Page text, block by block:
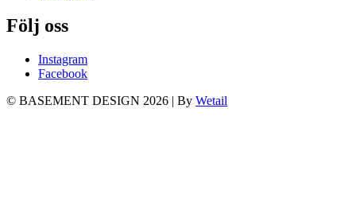
Följ oss
Instagram
Facebook
© BASEMENT DESIGN 2026 | By Wetail